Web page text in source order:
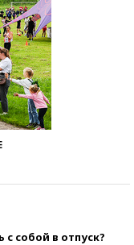
собой в отпуск?